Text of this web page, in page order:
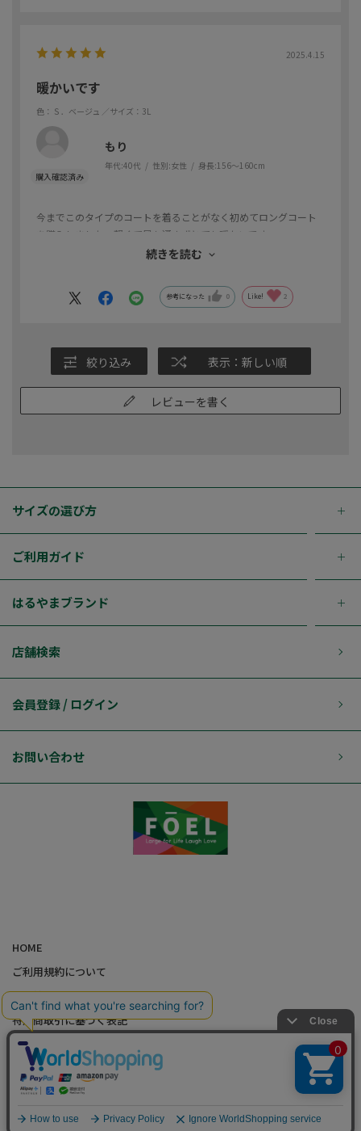
2025.4.15
暖かいです
色：Ｓ．ベージュ ／サイズ：3L
もり
年代:40代 性別:女性 身長:156～160cm
今までこのタイプのコートを着ることがなく初めてロングコート
を購入しました。軽くて風も通さずとても暖かいです。
ベージュカラーを購入しましたが美シルエットというだけあって
続きを読む
参考になった 0 Like! 2
絞り込み 表示：新しい順
レビューを書く
サイズの選び方
ご利用ガイド
はるやまブランド
店舗検索
会員登録 / ログイン
お問い合わせ
HOME
ご利用規約について
個人情報の取り扱いについて
特定商取引に基づく表記
会社概要
カード会員（情報変更/ポイント照会）
お問い合わせ
Copyright,FOEL All rights Reserved.